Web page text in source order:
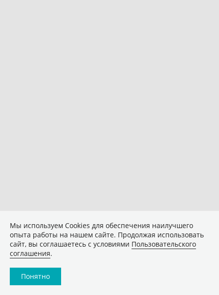
Мы используем Сookies для обеспечения наилучшего
опыта работы на нашем сайте. Продолжая использовать
сайт, вы соглашаетесь с условиями Пользовательского
соглашения.
Понятно